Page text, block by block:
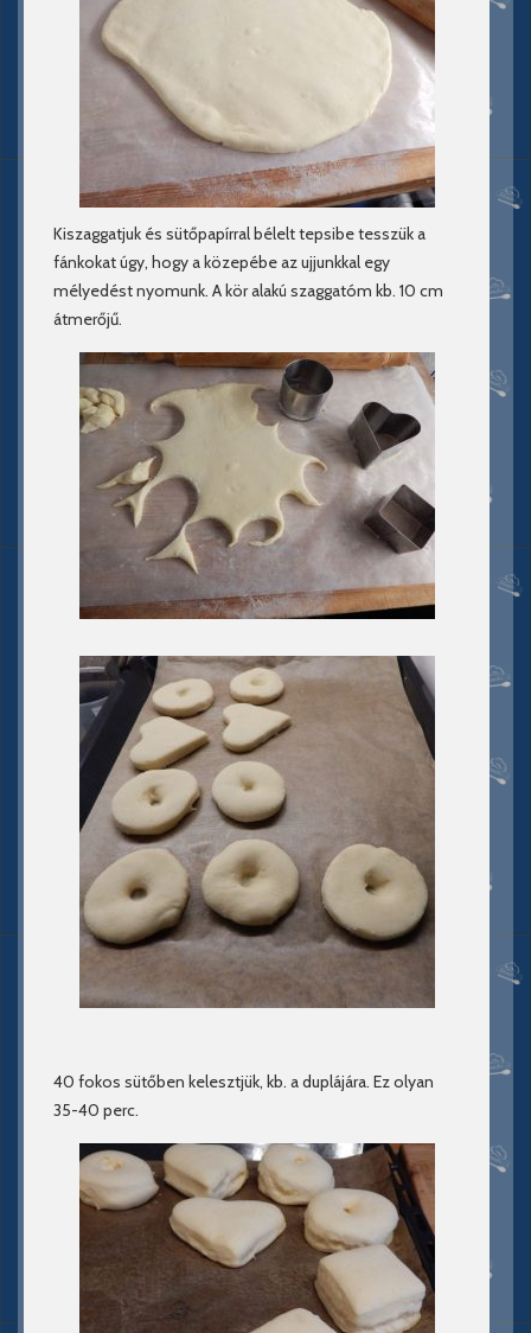
Kiszaggatjuk és sütőpapírral bélelt tepsibe tesszük a
fánkokat úgy, hogy a közepébe az ujjunkkal egy
mélyedést nyomunk. A kör alakú szaggatóm kb. 10 cm
átmerőjű.
40 fokos sütőben kelesztjük, kb. a duplájára. Ez olyan
35-40 perc.